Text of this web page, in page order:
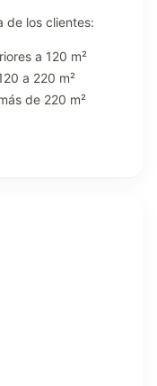
de los clientes:
a 120 m²
a 220 m²
de 220 m²